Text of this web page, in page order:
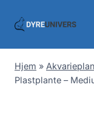
Hjem »
Plastplante –